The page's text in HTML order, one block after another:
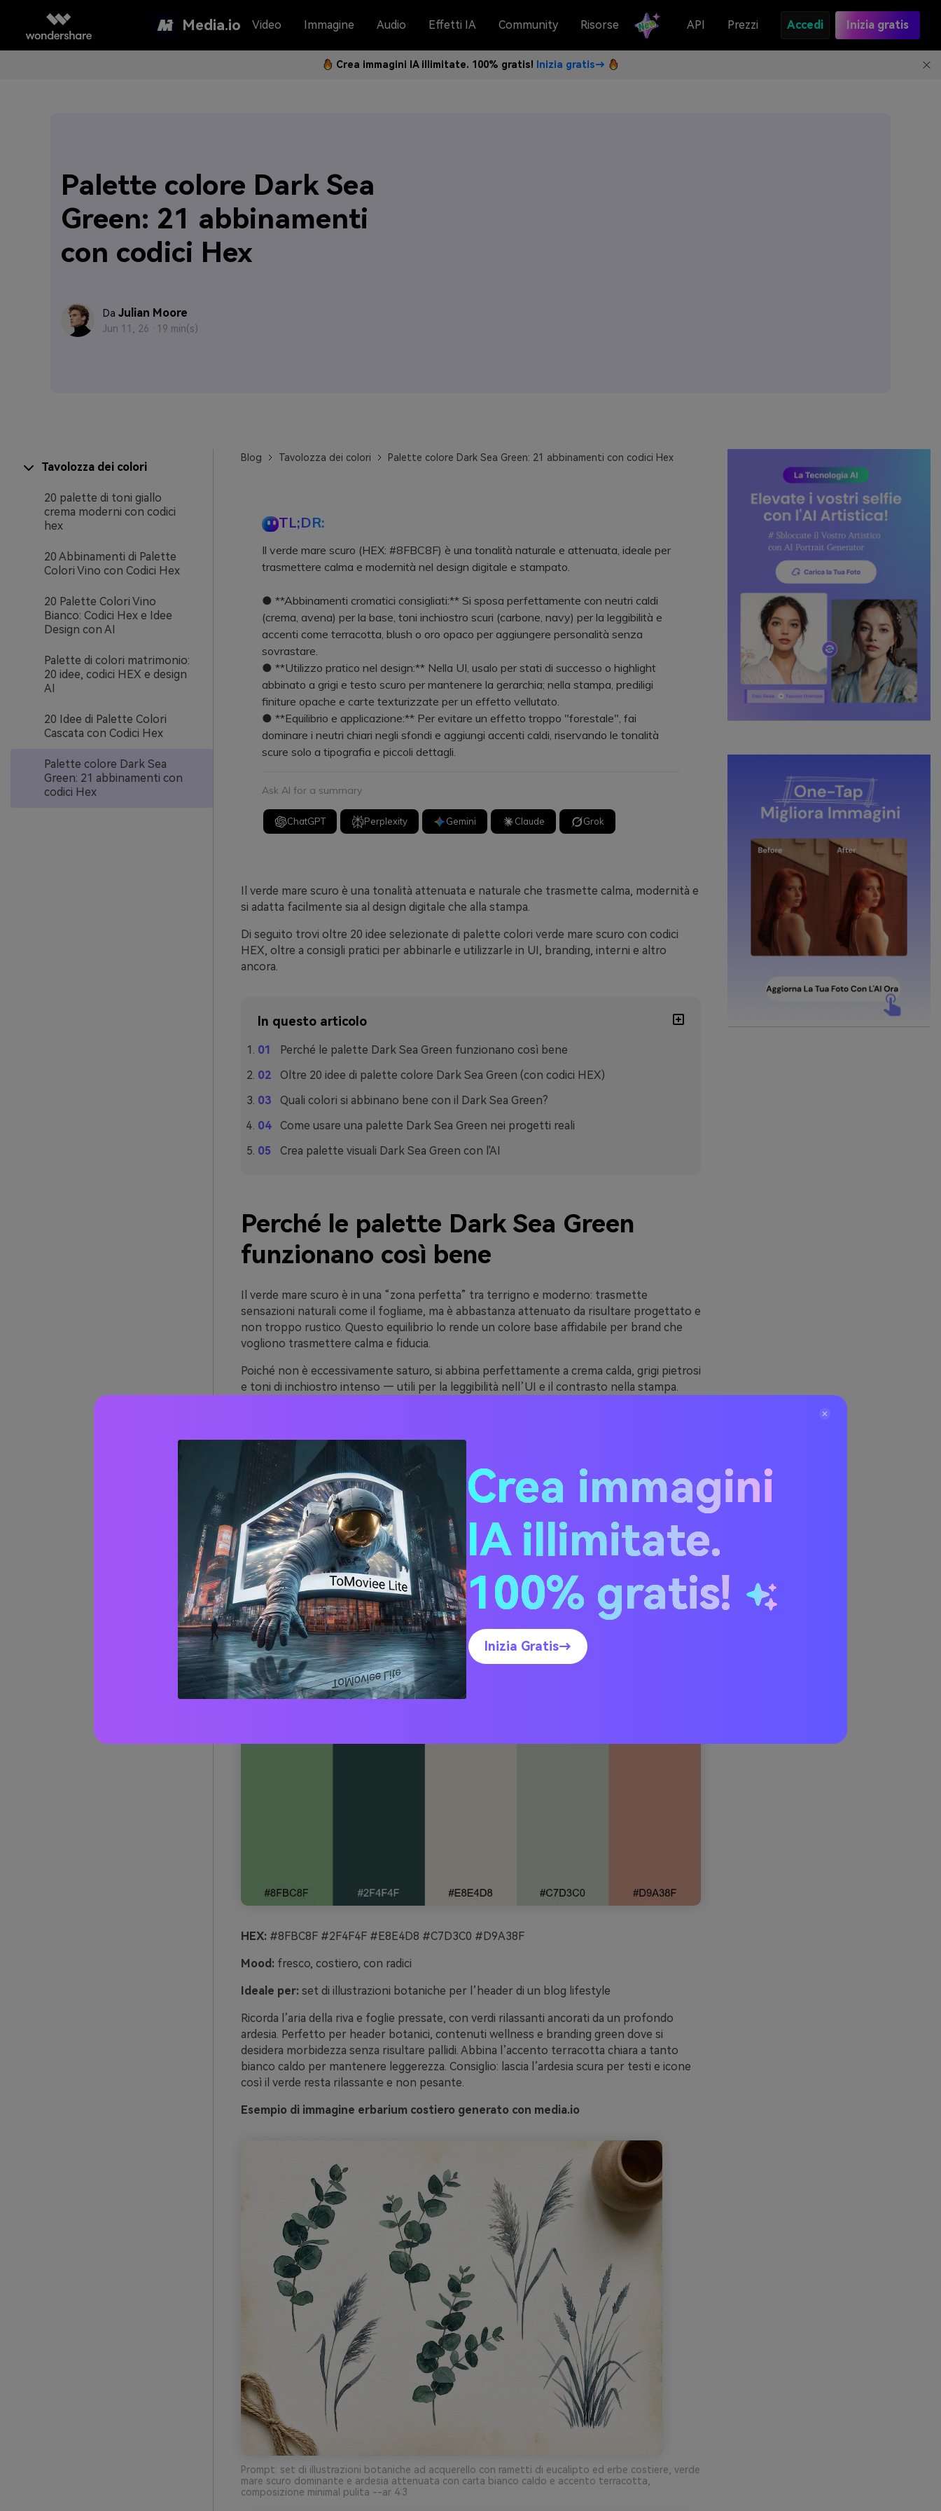
Media.io Video Immagine Audio Effetti IA Community Risorse API Prezzi Accedi Inizia gratis
Crea immagini IA illimitate. 100% gratis! Inizia gratis→
Palette colore Dark Sea
Green: 21 abbinamenti
con codici Hex
Da Julian Moore
Jun 11, 26 · 19 min(s)
Tavolozza dei colori
20 palette di toni giallo
crema moderni con codici
hex
20 Abbinamenti di Palette
Colori Vino con Codici Hex
20 Palette Colori Vino
Bianco: Codici Hex e Idee
Design con AI
Palette di colori matrimonio:
20 idee, codici HEX e design
AI
20 Idee di Palette Colori
Cascata con Codici Hex
Palette colore Dark Sea
Green: 21 abbinamenti con
codici Hex
Blog Tavolozza dei colori Palette colore Dark Sea Green: 21 abbinamenti con codici Hex
TL;DR:
Il verde mare scuro (HEX: #8FBC8F) è una tonalità naturale e attenuata, ideale per
trasmettere calma e modernità nel design digitale e stampato.
● **Abbinamenti cromatici consigliati:** Si sposa perfettamente con neutri caldi
(crema, avena) per la base, toni inchiostro scuri (carbone, navy) per la leggibilità e
accenti come terracotta, blush o oro opaco per aggiungere personalità senza
sovrastare.
● **Utilizzo pratico nel design:** Nella UI, usalo per stati di successo o highlight
abbinato a grigi e testo scuro per mantenere la gerarchia; nella stampa, prediligi
finiture opache e carte texturizzate per un effetto vellutato.
● **Equilibrio e applicazione:** Per evitare un effetto troppo "forestale", fai
dominare i neutri chiari negli sfondi e aggiungi accenti caldi, riservando le tonalità
scure solo a tipografia e piccoli dettagli.
Ask AI for a summary
ChatGPT Perplexity Gemini Claude Grok
Il verde mare scuro è una tonalità attenuata e naturale che trasmette calma, modernità e
si adatta facilmente sia al design digitale che alla stampa.
Di seguito trovi oltre 20 idee selezionate di palette colori verde mare scuro con codici
HEX, oltre a consigli pratici per abbinarle e utilizzarle in UI, branding, interni e altro
ancora.
In questo articolo
Perché le palette Dark Sea Green funzionano così bene
Oltre 20 idee di palette colore Dark Sea Green (con codici HEX)
Quali colori si abbinano bene con il Dark Sea Green?
Come usare una palette Dark Sea Green nei progetti reali
Crea palette visuali Dark Sea Green con l'AI
Perché le palette Dark Sea Green
funzionano così bene
Il verde mare scuro è in una “zona perfetta” tra terrigno e moderno: trasmette
sensazioni naturali come il fogliame, ma è abbastanza attenuato da risultare progettato e
non troppo rustico. Questo equilibrio lo rende un colore base affidabile per brand che
vogliono trasmettere calma e fiducia.
Poiché non è eccessivamente saturo, si abbina perfettamente a crema calda, grigi pietrosi
e toni di inchiostro intenso — utili per la leggibilità nell’UI e il contrasto nella stampa.
slavato. Può sembrare accogliente su finiture opache, di pregio se abbinato a toni
metallici e scuri, fresco in schemi neutri ariosi.
Oltre 20 idee di palette colore Dark
Sea Green (con codici HEX)
1) Erbarium Costiero
HEX:#8FBC8F #2F4F4F #E8E4D8 #C7D3C0 #D9A38F
Mood:fresco, costiero, con radici
Ideale per:set di illustrazioni botaniche per l’header di un blog lifestyle
Ricorda l’aria della riva e foglie pressate, con verdi rilassanti ancorati da un profondo
ardesia. Perfetto per header botanici, contenuti wellness e branding green dove si
desidera morbidezza senza risultare pallidi. Abbina l’accento terracotta chiara a tanto
bianco caldo per mantenere leggerezza. Consiglio: lascia l’ardesia scura per testi e icone
così il verde resta rilassante e non pesante.
Esempio di immagine erbarium costiero generato con media.io
Prompt: set di illustrazioni botaniche ad acquerello con rametti di eucalipto ed erbe costiere, verde
mare scuro dominante e ardesia attenuata con carta bianco caldo e accento terracotta,
composizione minimal pulita --ar 4:3
Crea immagini
IA illimitate.
100% gratis!
Inizia Gratis→